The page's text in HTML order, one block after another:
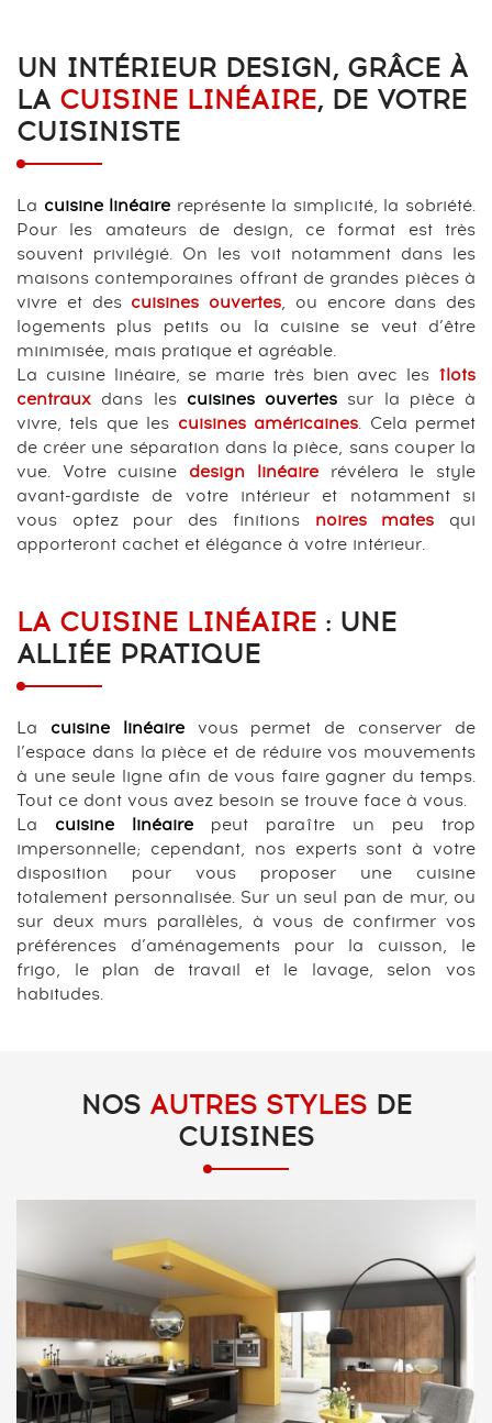
UN INTÉRIEUR DESIGN, GRÂCE À
LA CUISINE LINÉAIRE, DE VOTRE
CUISINISTE
La cuisine linéaire représente la simplicité, la sobriété.
Pour les amateurs de design, ce format est très
souvent privilégié. On les voit notamment dans les
maisons contemporaines offrant de grandes pièces à
vivre et des cuisines ouvertes, ou encore dans des
logements plus petits ou la cuisine se veut d’être
minimisée, mais pratique et agréable.
La cuisine linéaire, se marie très bien avec les îlots
centraux dans les cuisines ouvertes sur la pièce à
vivre, tels que les cuisines américaines. Cela permet
de créer une séparation dans la pièce, sans couper la
vue. Votre cuisine design linéairerévélera le style
avant-gardiste de votre intérieur et notamment si
vous optez pour des finitions noires mates qui
apporteront cachet et élégance à votre intérieur.
LA CUISINE LINÉAIRE : UNE
ALLIÉE PRATIQUE
La cuisine linéairevous permet de conserver de
l’espace dans la pièce et de réduire vos mouvements
à une seule ligne afin de vous faire gagner du temps.
Tout ce dont vous avez besoin se trouve face à vous.
La cuisine linéaire peut paraître un peu trop
impersonnelle; cependant, nos experts sont à votre
disposition pour vous proposer une cuisine
totalement personnalisée. Sur un seul pan de mur, ou
sur deux murs parallèles, à vous de confirmer vos
préférences d’aménagements pour la cuisson, le
frigo, le plan de travail et le lavage, selon vos
habitudes.
NOS AUTRES STYLES DE
CUISINES